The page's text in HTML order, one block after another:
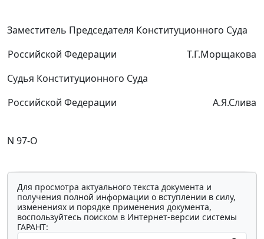
Заместитель Председателя Конституционного Суда
Российской Федерации
Т.Г.Морщакова
Судья Конституционного Суда
Российской Федерации
А.Я.Слива
N 97-О
Для просмотра актуального текста документа и
получения полной информации о вступлении в силу,
изменениях и порядке применения документа,
воспользуйтесь поиском в Интернет-версии системы
ГАРАНТ: